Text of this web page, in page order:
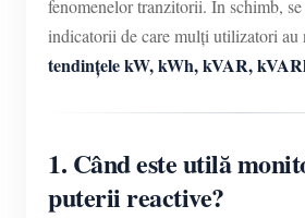
fenomenelor tranzitorii. În schimb, se
indicatorii de care mulți utilizatori au
tendințele kW, kWh, kVAR,
1. Când este utilă
puterii reactive?